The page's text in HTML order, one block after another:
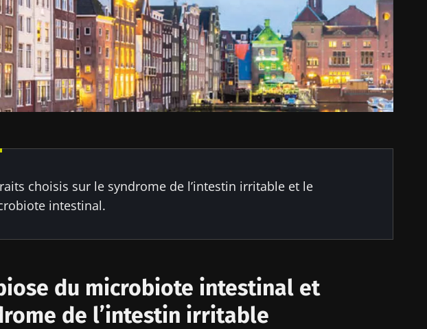
Mail
intestinal et
irritable
choisis sur le syndrome de l’intestin irritable et le
intestinal.
du microbiote intestinal et
de l’intestin irritable